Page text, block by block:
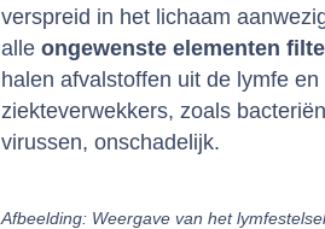
verspreid in het lichaam
alle ongewenste elementen
halen afvalstoffen uit de lymfe en
ziekteverwekkers, zoals
virussen, onschadelijk.
Afbeelding: Weergave van het lymfestelsel